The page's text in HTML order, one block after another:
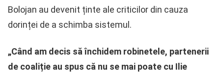
Bolojan au devenit ținte ale criticilor din cauza
dorinței de a schimba sistemul.
„Când am decis să închidem robinetele, partenerii
de coaliție au spus că nu se mai poate cu Ilie